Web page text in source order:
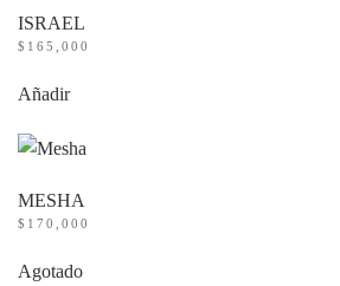
ISRAEL
$ 165,000
Añadir
MESHA
$ 170,000
Agotado